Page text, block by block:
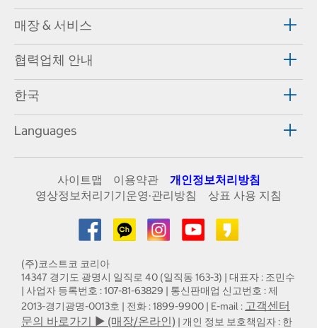
매장 & 서비스
협력업체 안내
한국
Languages
사이트맵 이용약관
개인정보처리방침
영상정보처리기기운영·관리방침
상표 사용 지침
(주)코스트코 코리아
14347 경기도 광명시 일직로 40 (일직동 163-3) | 대표자 : 조민수
| 사업자 등록번호 : 107-81-63829 | 통신판매업 신고번호 : 제
2013-경기광명-0013호 | 전화 : 1899-9900 | E-mail : 고객센터
문의 바로가기 ▶ (매장/온라인) | 개인 정보 보호책임자 : 한